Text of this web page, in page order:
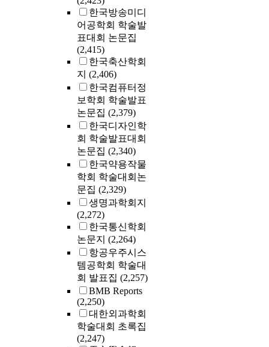
한국방송미디
어공학회 학술발
표대회 논문집
(2,415)
한국축산학회
지 (2,406)
한국컴퓨터정
보학회 학술발표
논문집 (2,379)
한국디자인학
회 학술발표대회
논문집 (2,340)
한국약용작물
학회 학술대회논
문집 (2,329)
생명과학회지
(2,272)
한국통신학회
논문지 (2,264)
항공우주시스
템공학회 학술대
회 발표집 (2,257)
BMB Reports
(2,250)
대한외과학회
학술대회 초록집
(2,247)